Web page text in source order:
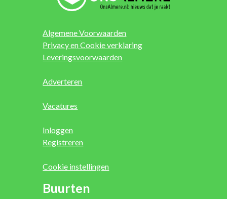
Algemene Voorwaarden
Privacy en Cookie verklaring
Leveringsvoorwaarden
Adverteren
Vacatures
Inloggen
Registreren
Cookie instellingen
Buurten